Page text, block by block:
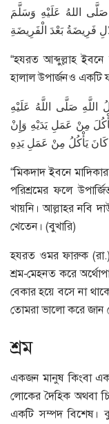
اللهُ عَلَيْهِ وَسَلَّمَ
“হযরত আব্দুল্লাহ
হালাল উপার্জনও একটি
صَلَّى اللَّهُ عَلَيْهِ
مِنْ عَمَلِ يَدَيْهِ وَإِنْ
“মিকদাদ ইবনে
পরিশ্রমের ফলে
খায়নি। আল্লাহর নবি
খেতেন। (বুখারি)
হযরত ওমর ফারুক (রা.)
শ্রম-মেহনত করে
বেকার হয়ে বসে না
তোমরা ভালো করে জান
শ্রম
একজন মানুষ কিংবা
লোকের দৈহিক অথবা
একটি সম্পদ